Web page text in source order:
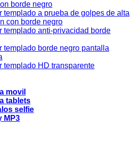
borde negro
templado a prueba de golpes de alta
con borde negro
templado anti-privacidad borde
templado borde negro pantalla
templado HD transparente
movil
tablets
selfie
MP3